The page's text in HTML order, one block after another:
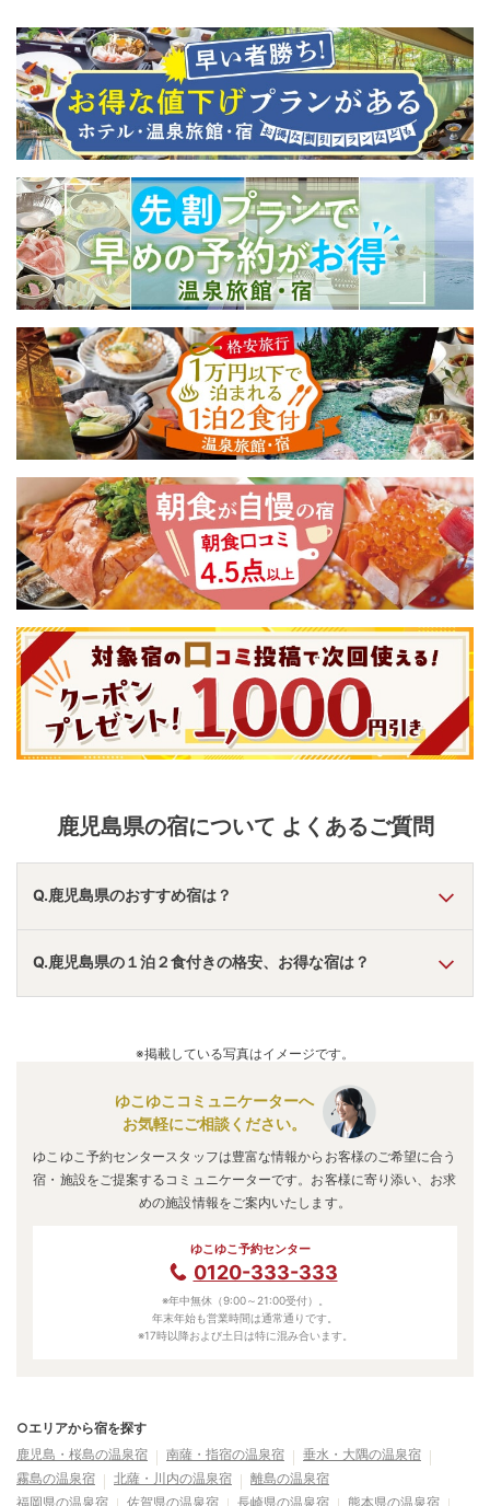
鹿児島県の宿について よくあるご質問
Q.鹿児島県のおすすめ宿は？
A. 「ザ・パルス霧島」・「霧島国際ホテル」・ 「
鹿児島サン
ロイヤルホテル」
などの旅館・ホテルがおすすめの宿泊先で
す。
Q.鹿児島県の１泊２食付きの格安、お得な宿は？
ホテルグリーンヒル」
価格で泊まれる宿泊先です。
※掲載している写真はイメージです。
ゆこゆこコミュニケーターへ
お気軽にご相談ください。
ゆこゆこ予約センタースタッフは豊富な情報からお客様のご希望に合う
宿・施設をご提案するコミュニケーターです。お客様に寄り添い、お求
めの施設情報をご案内いたします。
ゆこゆこ予約センター
0120-333-333
※年中無休（9:00～21:00受付）。
年末年始も営業時間は通常通りです。
※17時以降および土日は特に混み合います。
○エリアから宿を探す
鹿児島・桜島の温泉宿
南薩・指宿の温泉宿
垂水・大隅の温泉宿
霧島の温泉宿
北薩・川内の温泉宿
離島の温泉宿
福岡県の温泉宿
佐賀県の温泉宿 長崎県の温泉宿 熊本県の温泉宿